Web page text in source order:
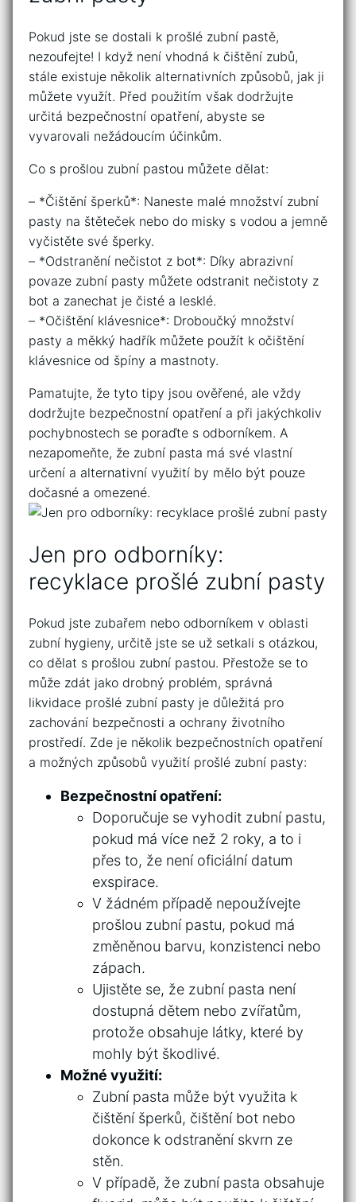
Pokud jste‍ se dostali k prošlé zubní pastě,
nezoufejte! I když není vhodná k ‍čištění zubů,
stále ​existuje⁣ několik‍ alternativních způsobů, jak ji
můžete využít. Před použitím však‌ dodržujte
určitá bezpečnostní opatření, ‍abyste se
vyvarovali nežádoucím účinkům.
Co s ⁢prošlou zubní ‌pastou můžete dělat:
– *Čištění šperků*: Naneste‌ malé množství zubní
⁢pasty na štěteček ‍nebo do ⁤misky s vodou a jemně
vyčistěte své šperky.
– ⁣*Odstranění nečistot z bot*: Díky abrazivní
povaze zubní‍ pasty můžete odstranit nečistoty‍ z
bot a ​zanechat je⁤ čisté a lesklé.
– *Očištění klávesnice*:⁣ Droboučký množství
pasty a⁢ měkký⁢ hadřík můžete použít ‌k očištění
klávesnice ​od špíny a⁣ mastnoty.
Pamatujte, ‌že tyto tipy jsou ověřené, ​ale vždy
dodržujte bezpečnostní opatření a při‌ jakýchkoliv
pochybnostech se ‌poraďte s odborníkem. A
nezapomeňte, že zubní pasta má své vlastní
určení a alternativní využití by mělo být‍ pouze
dočasné a omezené.
Jen pro odborníky:
⁣recyklace ⁤prošlé zubní pasty
Pokud jste zubařem nebo odborníkem v ⁤oblasti
zubní ⁣hygieny, určitě ​jste se už setkali s ‍otázkou,‍
co dělat s prošlou zubní pastou. Přestože se to
může zdát jako⁤ drobný problém, správná
likvidace prošlé⁢ zubní pasty je důležitá pro
zachování bezpečnosti ⁢a ochrany životního
prostředí. Zde​ je několik bezpečnostních‍ opatření⁢
a možných způsobů ⁤využití prošlé zubní pasty:
Bezpečnostní opatření:
Doporučuje ⁢se‍ vyhodit zubní ‍pastu,
pokud⁣ má více než 2 roky, a to i⁣
přes to, že ‌není oficiální ⁢datum
‌exspirace.
V žádném​ případě nepoužívejte
prošlou zubní pastu, pokud má⁤
změněnou barvu, konzistenci nebo
zápach.
Ujistěte⁣ se, že zubní pasta není
dostupná ​dětem nebo zvířatům,
protože obsahuje ⁣látky, ⁢které by​
mohly být škodlivé.
Možné využití:
Zubní pasta může být ⁢využita k
čištění šperků, čištění bot nebo
dokonce​ k odstranění skvrn ze
stěn.
V⁤ případě,⁤ že zubní pasta obsahuje